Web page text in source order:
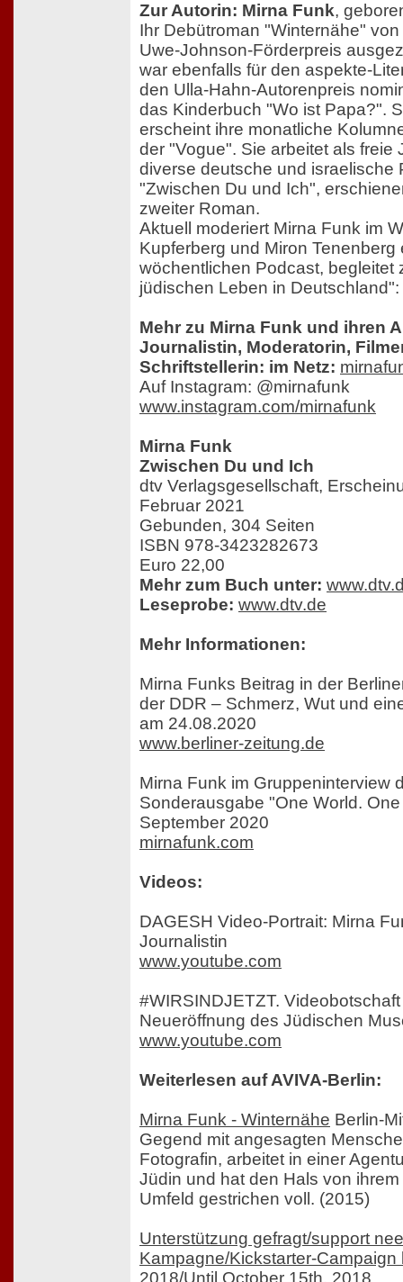
Zur Autorin: Mirna Funk,
Ihr Debütroman "Winternähe"
Uwe-Johnson-Förderpreis
war ebenfalls für den aspekte-
den Ulla-Hahn-Autorenpreis
das Kinderbuch "Wo ist Papa?".
erscheint ihre monatliche
der "Vogue". Sie arbeitet als freie
diverse deutsche und israelische
"Zwischen Du und Ich",
zweiter Roman.
Aktuell moderiert Mirna Funk im
Kupferberg und Miron Tenenberg
wöchentlichen Podcast, begleitet
jüdischen Leben in Deutschland":
Mehr zu Mirna Funk und ihren
Journalistin, Moderatorin,
Schriftstellerin: im Netz:
Auf Instagram: @mirnafunk
www.instagram.com/mirnafunk
Mirna Funk
Zwischen Du und Ich
dtv Verlagsgesellschaft,
Februar 2021
Gebunden, 304 Seiten
ISBN 978-3423282673
Euro 22,00
Mehr zum Buch unter:
Leseprobe: www.dtv.de
Mehr Informationen:
Mirna Funks Beitrag in der
der DDR – Schmerz, Wut und
am 24.08.2020
www.berliner-zeitung.de
Mirna Funk im Gruppeninterview
Sonderausgabe "One World.
September 2020
mirnafunk.com
Videos:
DAGESH Video-Portrait: Mirna
Journalistin
www.youtube.com
#WIRSINDJETZT.
Neueröffnung des Jüdischen
www.youtube.com
Weiterlesen auf AVIVA-Berlin:
Mirna Funk - Winternähe Berlin-
Gegend mit angesagten
Fotografin, arbeitet in einer
Jüdin und hat den Hals von
Umfeld gestrichen voll. (2015)
Unterstützung gefragt/support
Kampagne/Kickstarter-